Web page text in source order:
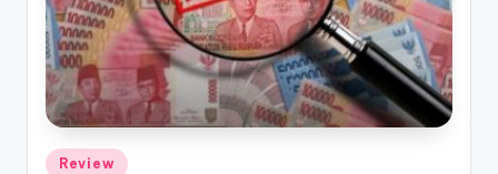
Posted
Review